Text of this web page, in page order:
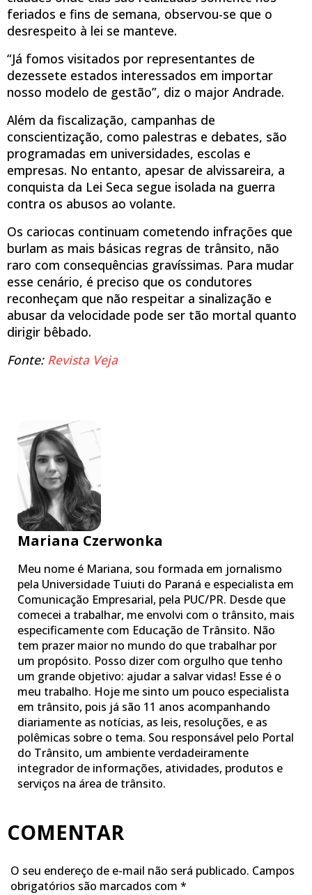
feriados e fins de semana, observou-se que o
desrespeito à lei se manteve.
“Já fomos visitados por representantes de
dezessete estados interessados em importar
nosso modelo de gestão”, diz o major Andrade.
Além da fiscalização, campanhas de
conscientização, como palestras e debates, são
programadas em universidades, escolas e
empresas. No entanto, apesar de alvissareira, a
conquista da Lei Seca segue isolada na guerra
contra os abusos ao volante.
Os cariocas continuam cometendo infrações que
burlam as mais básicas regras de trânsito, não
raro com consequências gravíssimas. Para mudar
esse cenário, é preciso que os condutores
reconheçam que não respeitar a sinalização e
abusar da velocidade pode ser tão mortal quanto
dirigir bêbado.
Fonte: Revista Veja
Mariana Czerwonka
Meu nome é Mariana, sou formada em jornalismo
pela Universidade Tuiuti do Paraná e especialista em
Comunicação Empresarial, pela PUC/PR. Desde que
comecei a trabalhar, me envolvi com o trânsito, mais
especificamente com Educação de Trânsito. Não
tem prazer maior no mundo do que trabalhar por
um propósito. Posso dizer com orgulho que tenho
um grande objetivo: ajudar a salvar vidas! Esse é o
meu trabalho. Hoje me sinto um pouco especialista
em trânsito, pois já são 11 anos acompanhando
diariamente as notícias, as leis, resoluções, e as
polêmicas sobre o tema. Sou responsável pelo Portal
do Trânsito, um ambiente verdadeiramente
integrador de informações, atividades, produtos e
serviços na área de trânsito.
COMENTAR
O seu endereço de e-mail não será publicado. Campos
obrigatórios são marcados com *